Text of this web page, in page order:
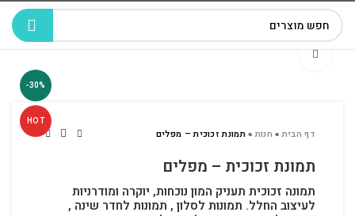
-30%
HOT
לחץ להגדלה
דף הבית» חנות»תמונת זכוכית – מפלים
תמונת זכוכית – מפלים
תמונה זכוכית תעניק המון נוכחות, יוקרה ומודרניות
לעיצוב החלל. תמונות לסלון , תמונות לחדר שינה ,